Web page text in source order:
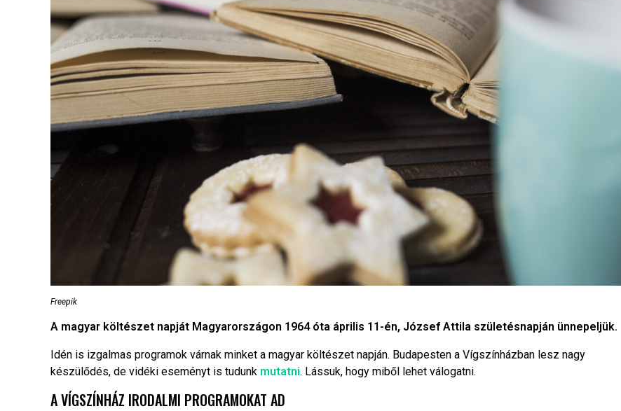
Freepik
A magyar költészet napját Magyarországon 1964 óta április 11-én, József Attila születésnapján ünnepeljük.
Idén is izgalmas programok várnak minket a magyar költészet napján. Budapesten a Vígszínházban lesz nagy
készülődés, de vidéki eseményt is tudunk mutatni. Lássuk, hogy miből lehet válogatni.
A VÍGSZÍNHÁZ IRODALMI PROGRAMOKAT AD